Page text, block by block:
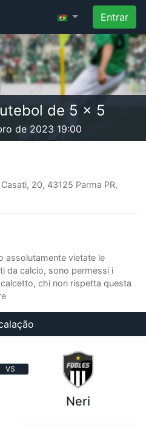
Entrar
de 5 x 5
de 2023 19:00
20, 43125 Parma PR,
assolutamente vietate le
da calcio, sono permessi i
chi non rispetta questa
VS
Neri